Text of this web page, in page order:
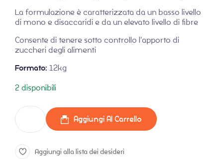
La formulazione è caratterizzata da un basso livello
di mono e disaccaridi e da un elevato livello di fibre
Consente di tenere sotto controllo l’apporto di
zuccheri degli alimenti
Formato: 12kg
2 disponibili
Aggiungi Al Carrello
Aggiungi alla lista dei desideri